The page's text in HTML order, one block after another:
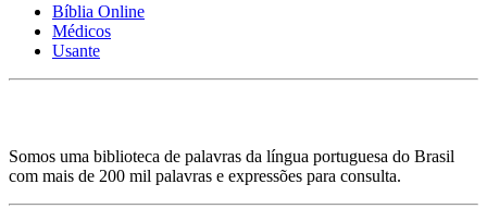
Bíblia Online
Médicos
Usante
Somos uma biblioteca de palavras da língua portuguesa do Brasil
com mais de 200 mil palavras e expressões para consulta.